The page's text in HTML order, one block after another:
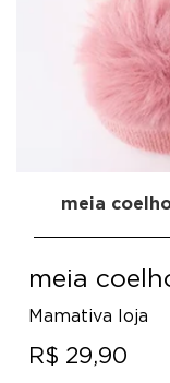
meia
meia
Mamativa loja
R$ 29,90